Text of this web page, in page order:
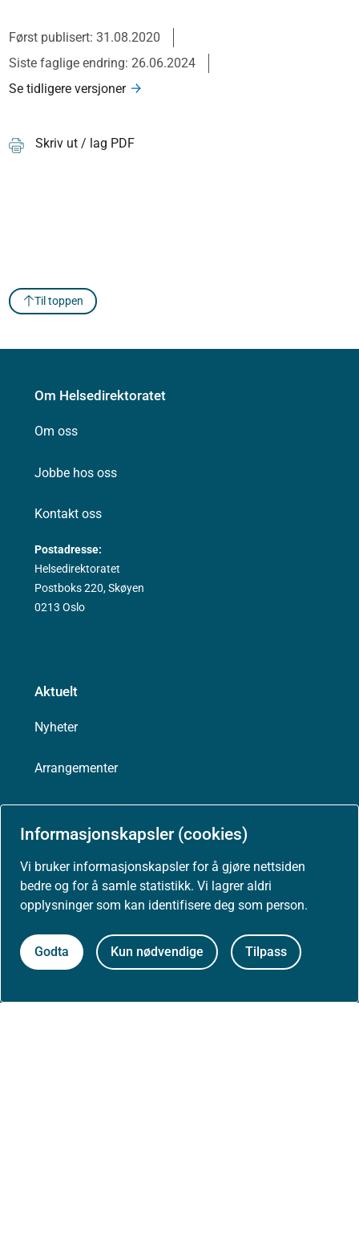
Informasjonskapsler (cookies)
Vi bruker informasjonskapsler for å gjøre nettsiden
bedre og for å samle statistikk. Vi lagrer aldri
opplysninger som kan identifisere deg som person.
Godta Kun nødvendige Tilpass
Først publisert: 31.08.2020
Siste faglige endring: 26.06.2024
Se tidligere versjoner
Skriv ut / lag PDF
Til toppen
Om Helsedirektoratet
Om oss
Jobbe hos oss
Kontakt oss
Postadresse:
Helsedirektoratet
Postboks 220, Skøyen
0213 Oslo
Aktuelt
Nyheter
Arrangementer
Høringer
Om nettstedet
Personvernerklæring